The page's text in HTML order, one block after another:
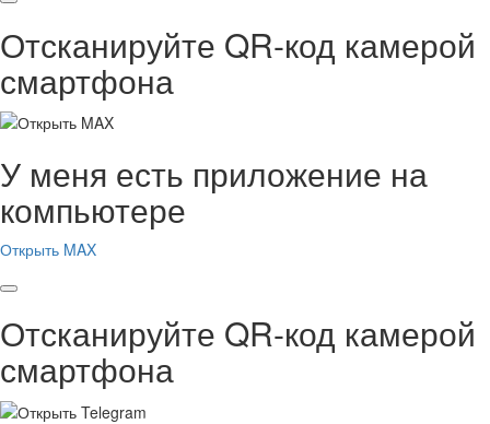
Отсканируйте QR-код камерой
смартфона
У меня есть приложение на
компьютере
Открыть MAX
Отсканируйте QR-код камерой
смартфона